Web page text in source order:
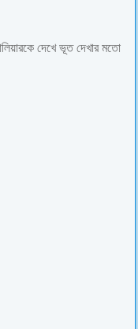
দেখে ভূত দেখার মতো